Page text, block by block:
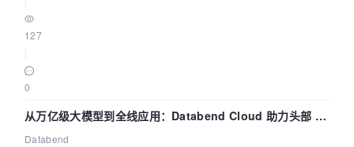
127
0
从万亿级大模型到全线应用：Databend Cloud 助力头部 AI
企业构建全链路 Trace 数据管道
Databend